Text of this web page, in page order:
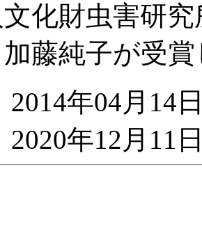
化財虫害研
藤純子が受
2014年04月14
2020年12月11